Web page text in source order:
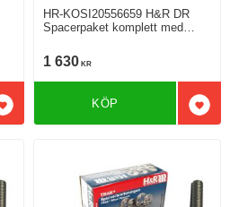
Lägg till i favoriter
HR-KOSI20556659 H&R DR
Spacerpaket komplett med
Class W206 Tjocklek spacer
10mm
1 630 KR
KÖP